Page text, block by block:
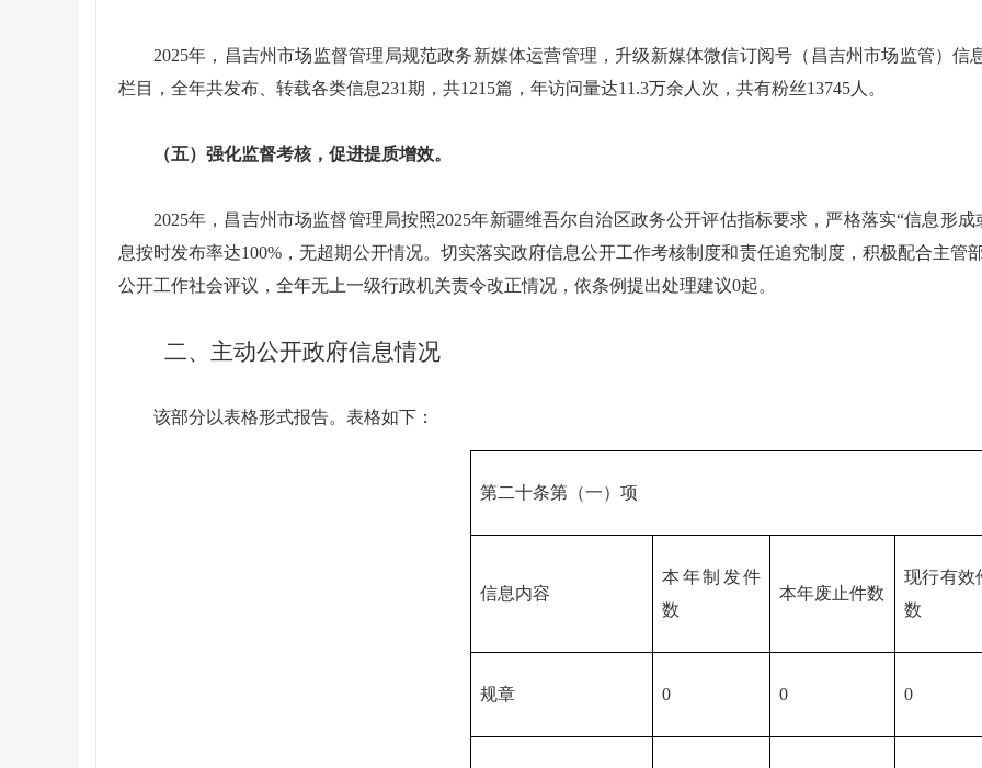
2025年，昌吉州市场监督管理局规范政务新媒体运营管理，升级新媒体微信订阅号（昌吉州市场监管）信
栏目，全年共发布、转载各类信息231期，共1215篇，年访问量达11.3万余人次，共有粉丝13745人。
（五）强化监督考核，促进提质增效。
2025年，昌吉州市场监督管理局按照2025年新疆维吾尔自治区政务公开评估指标要求，严格落实“信息形
息按时发布率达100%，无超期公开情况。切实落实政府信息公开工作考核制度和责任追究制度，积极配合主管
公开工作社会评议，全年无上一级行政机关责令改正情况，依条例提出处理建议0起。
二、主动公开政府信息情况
该部分以表格形式报告。表格如下：
第二十条第（一）项
信息内容
本年制发件
数
本年废止件数
现行有效
数
规章 0 0 0